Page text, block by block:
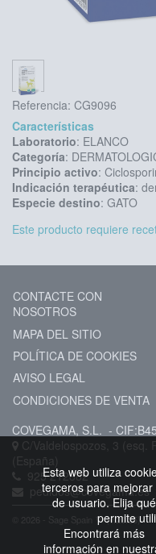
Referencia: CG9096
Características
Laboratorio: ELANCO
Categoría:
Principio activo:
Indicación terapéutica:
Especie destino: GATO
Este producto requiere
CONTACTE CON
NOSOTROS
MAPA DEL SITIO
POLÍTICA DE COOKIES
AVISO LEGAL
CONDICIONES DE VENTA
COVEGAMA, S.L. -
C/Valdelospozos, 3 (esq.
(España)
925 212882
pedidos@covegama.es
© 2026 - Sage Spain ™ (v.20.25)
Esta web utiliza
terceros para
de usuario. Elija
permite
Encontrará más
información en